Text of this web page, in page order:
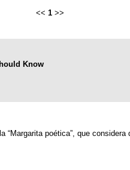
<< 1 >>
Know
poética”, que